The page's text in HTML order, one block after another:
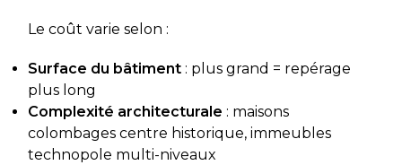
Le coût varie selon :
Surface du bâtiment: plus grand = repérage
plus long
Complexité architecturale : maisons
colombages centre historique, immeubles
technopole multi-niveaux